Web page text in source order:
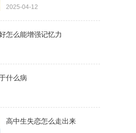
2025-04-12
怎么能增强记忆力
什么病
高中生失恋怎么走出来